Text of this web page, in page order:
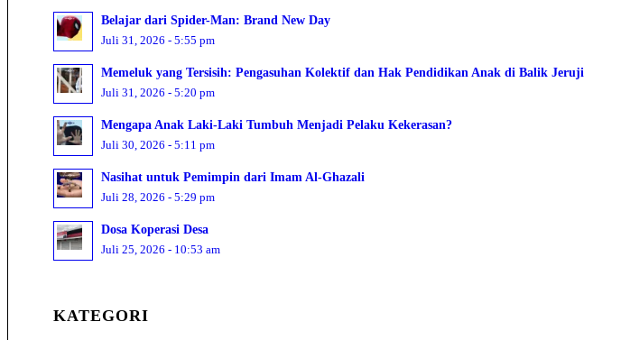
Belajar dari Spider-Man: Brand New Day
Juli 31, 2026 - 5:55 pm
Memeluk yang Tersisih: Pengasuhan Kolektif dan Hak Pendidikan Anak di Balik Jeruji
Juli 31, 2026 - 5:20 pm
Mengapa Anak Laki-Laki Tumbuh Menjadi Pelaku Kekerasan?
Juli 30, 2026 - 5:11 pm
Nasihat untuk Pemimpin dari Imam Al-Ghazali
Juli 28, 2026 - 5:29 pm
Dosa Koperasi Desa
Juli 25, 2026 - 10:53 am
KATEGORI